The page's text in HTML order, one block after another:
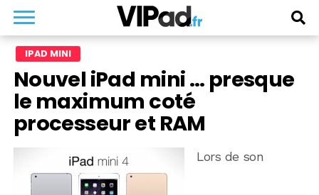
IPAD MINI
Nouvel iPad mini … presque
le maximum coté
processeur et RAM
Lors de son